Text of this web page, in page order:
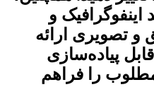
و
تصویری ارائه
پیاده‌سازی
را فراهم